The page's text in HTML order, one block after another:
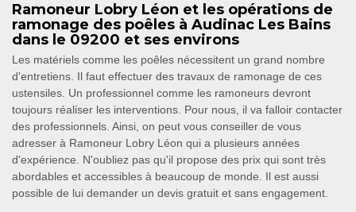
Ramoneur Lobry Léon et les opérations de
ramonage des poêles à Audinac Les Bains
dans le 09200 et ses environs
Les matériels comme les poêles nécessitent un grand nombre
d'entretiens. Il faut effectuer des travaux de ramonage de ces
ustensiles. Un professionnel comme les ramoneurs devront
toujours réaliser les interventions. Pour nous, il va falloir contacter
des professionnels. Ainsi, on peut vous conseiller de vous
adresser à Ramoneur Lobry Léon qui a plusieurs années
d'expérience. N'oubliez pas qu'il propose des prix qui sont très
abordables et accessibles à beaucoup de monde. Il est aussi
possible de lui demander un devis gratuit et sans engagement.